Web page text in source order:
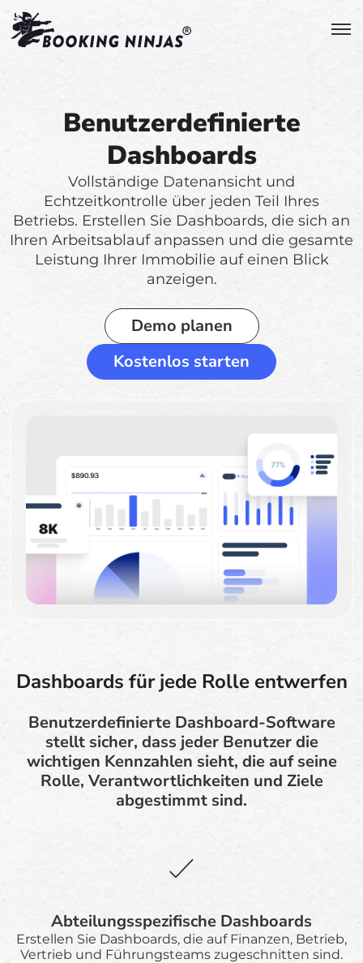
Benutzerdefinierte
Dashboards
Vollständige Datenansicht und
Echtzeitkontrolle über jeden Teil Ihres
Betriebs. Erstellen Sie Dashboards, die sich an
Ihren Arbeitsablauf anpassen und die gesamte
Leistung Ihrer Immobilie auf einen Blick
anzeigen.
Demo planen
Kostenlos starten
Dashboards für jede Rolle entwerfen
Benutzerdefinierte Dashboard-Software
stellt sicher, dass jeder Benutzer die
wichtigen Kennzahlen sieht, die auf seine
Rolle, Verantwortlichkeiten und Ziele
abgestimmt sind.
Abteilungsspezifische Dashboards
Erstellen Sie Dashboards, die auf Finanzen, Betrieb,
Vertrieb und Führungsteams zugeschnitten sind.